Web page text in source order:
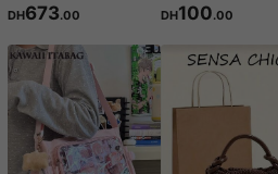
DH673.00 DH100.00